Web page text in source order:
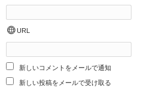
URL
新しいコメントをメールで通知
新しい投稿をメールで受け取る